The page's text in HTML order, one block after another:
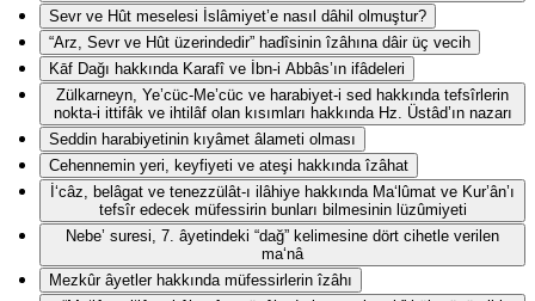
Sevr ve Hût meselesi İslâmiyet’e nasıl dâhil olmuştur?
“Arz, Sevr ve Hût üzerindedir” hadîsinin îzâhına dâir üç vecih
Kāf Dağı hakkında Karafî ve İbn-i Abbâs’ın ifâdeleri
Zülkarneyn, Ye’cüc-Me’cüc ve harabiyet-i sed hakkında tefsîrlerin
nokta-i ittifâk ve ihtilâf olan kısımları hakkında Hz. Üstâd’ın nazarı
Seddin harabiyetinin kıyâmet âlameti olması
Cehennemin yeri, keyfiyeti ve ateşi hakkında îzâhat
İ‘câz, belâgat ve tenezzülât-ı ilâhiye hakkında Ma‘lûmat ve Kur’ân’ı
tefsîr edecek müfessirin bunları bilmesinin lüzûmiyeti
Nebe’ suresi, 7. âyetindeki “dağ” kelimesine dört cihetle verilen
ma‘nâ
Mezkûr âyetler hakkında müfessirlerin îzâhı